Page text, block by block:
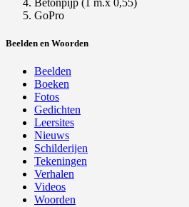
Betonpijp (1 m.x 0,55)
GoPro
Beelden en Woorden
Beelden
Boeken
Fotos
Gedichten
Leersites
Nieuws
Schilderijen
Tekeningen
Verhalen
Videos
Woorden